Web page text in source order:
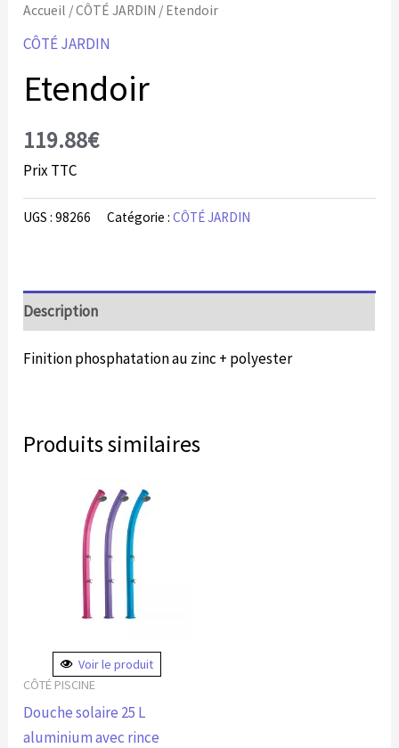
Accueil /CÔTÉ JARDIN / Etendoir
CÔTÉ JARDIN
Etendoir
119.88€
Prix TTC
UGS :98266 Catégorie :CÔTÉ JARDIN
Description
Finition phosphatation au zinc + polyester
Produits similaires
Voir le produit
CÔTÉ PISCINE
Douche solaire 25 L
aluminium avec rince
variations.
peuvent
être
choisies
sur